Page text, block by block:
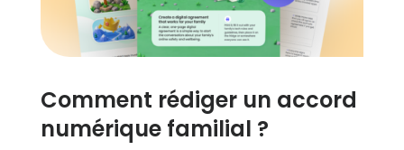
Comment rédiger un accord
numérique familial ?